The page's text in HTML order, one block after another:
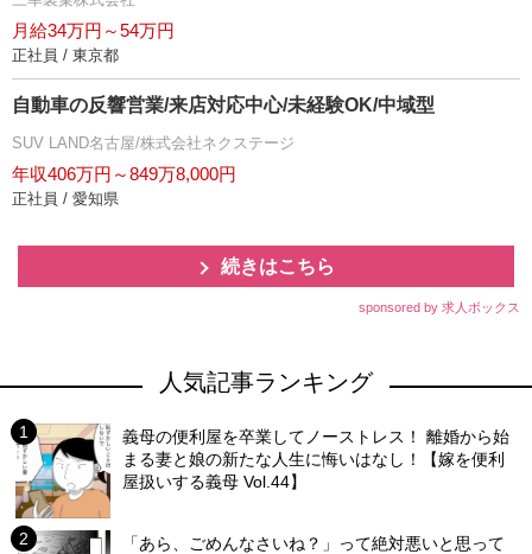
月給34万円～54万円
正社員 / 東京都
自動車の反響営業/来店対応中心/未経験OK/中域型
SUV LAND名古屋/株式会社ネクステージ
年収406万円～849万8,000円
正社員 / 愛知県
続きはこちら
sponsored by 求人ボックス
人気記事ランキング
義母の便利屋を卒業してノーストレス！ 離婚から始
まる妻と娘の新たな人生に悔いはなし！【嫁を便利
屋扱いする義母 Vol.44】
「あら、ごめんなさいね？」って絶対悪いと思って